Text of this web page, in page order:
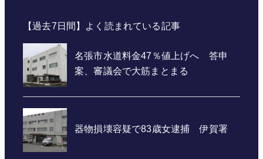
【過去7日間】よく読まれている記事